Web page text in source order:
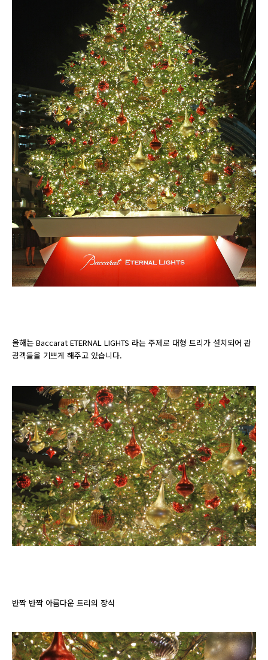
올해는 Baccarat ETERNAL LIGHTS 라는 주제로 대형 트리가 설치되어 관
광객들을 기쁘게 해주고 있습니다.
반짝 반짝 아름다운 트리의 장식